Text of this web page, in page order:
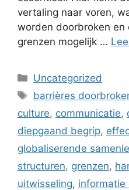
vertaling naar voren,
worden doorbroken en
grenzen mogelijk …
Categorieën
Uncategorized
Tags
barrières
culture, communicatie,
diepgaand begrip,
globaliserende
structuren, grenzen,
uitwisseling, informatie